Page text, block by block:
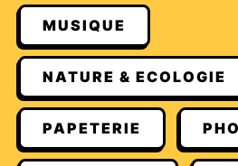
MUSIQUE
NATURE & ECOLOGIE
PAPETERIE